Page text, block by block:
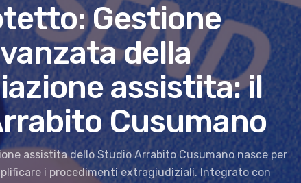
Gestione
della
assistita: il
Cusumano
assistita dello Studio Arrabito Cusumano nasce per
i procedimenti extragiudiziali. Integrato con